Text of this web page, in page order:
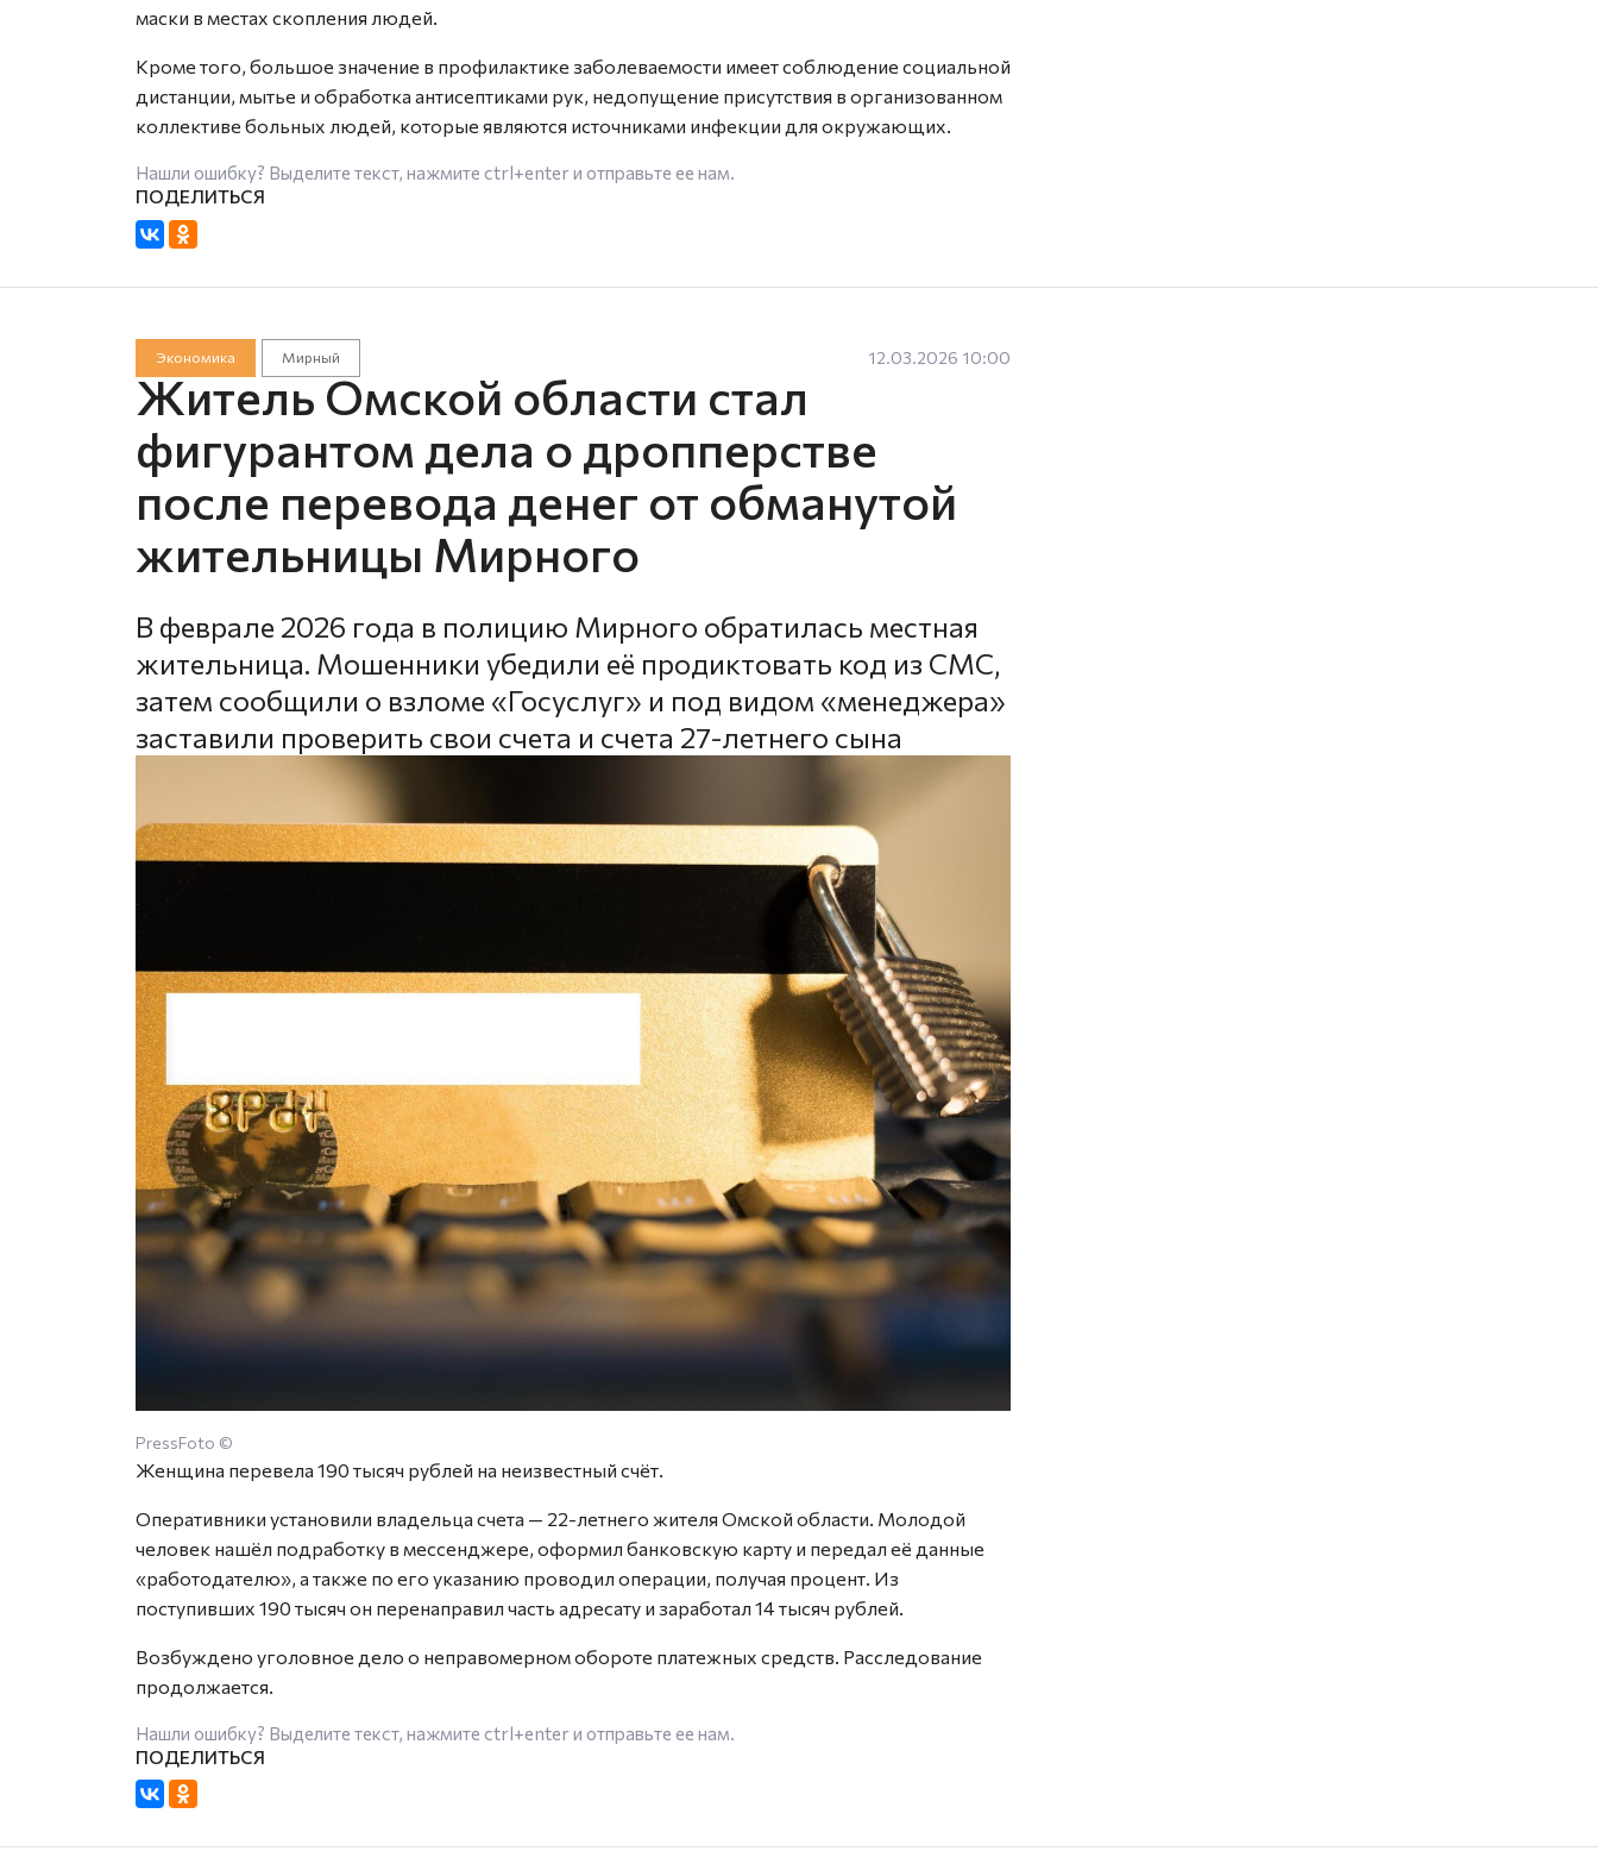
маски в местах скопления людей.
Кроме того, большое значение в профилактике заболеваемости имеет соблюдение социальной
дистанции, мытье и обработка антисептиками рук, недопущение присутствия в организованном
коллективе больных людей, которые являются источниками инфекции для окружающих.
Нашли ошибку? Выделите текст, нажмите ctrl+enterи отправьте ее нам.
Экономика Мирный 12.03.2026 10:00
Житель Омской области стал
фигурантом дела о дропперстве
после перевода денег от обманутой
жительницы Мирного
В феврале 2026 года в полицию Мирного обратилась местная
жительница. Мошенники убедили её продиктовать код из СМС,
затем сообщили о взломе «Госуслуг» и под видом «менеджера»
заставили проверить свои счета и счета 27-летнего сына
PressFoto ©
Женщина перевела 190 тысяч рублей на неизвестный счёт.
Оперативники установили владельца счета — 22-летнего жителя Омской области. Молодой
человек нашёл подработку в мессенджере, оформил банковскую карту и передал её данные
«работодателю», а также по его указанию проводил операции, получая процент. Из
поступивших 190 тысяч он перенаправил часть адресату и заработал 14 тысяч рублей.
Возбуждено уголовное дело о неправомерном обороте платежных средств. Расследование
продолжается.
Нашли ошибку? Выделите текст, нажмите ctrl+enterи отправьте ее нам.